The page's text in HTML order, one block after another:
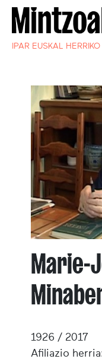
IPAR EUSKAL
Marie-
1926 / 2017
Afiliazio